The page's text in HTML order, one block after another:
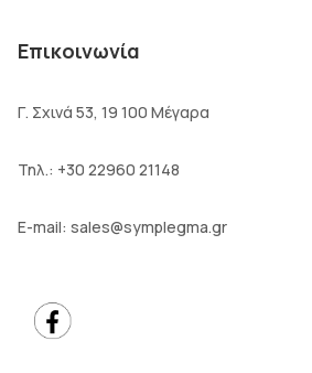
Επικοινωνία
Γ. Σχινά 53, 19 100 Μέγαρα
Τηλ.: +30 22960 21148
E-mail: sales@symplegma.gr